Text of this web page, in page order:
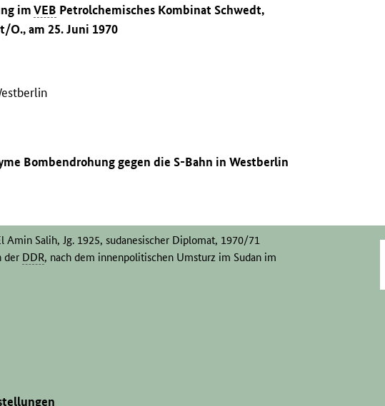
imVEB Petrolchemisches Kombinat Schwedt,
O., am 25. Juni 1970
Bombendrohung gegen die S-Bahn in Westberlin
Salih, Jg. 1925, sudanesischer Diplomat, 1970/71
der DDR, nach dem innenpolitischen Umsturz im Sudan im